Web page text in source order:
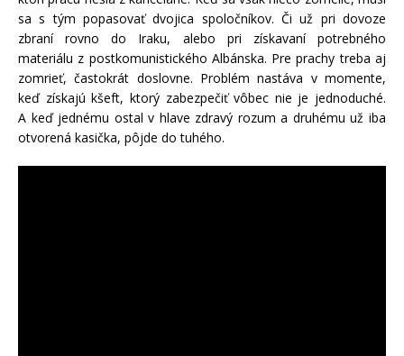
sa s tým popasovať dvojica spoločníkov. Či už pri dovoze
zbraní rovno do Iraku, alebo pri získavaní potrebného
materiálu z postkomunistického Albánska. Pre prachy treba aj
zomrieť, častokrát doslovne. Problém nastáva v momente,
keď získajú kšeft, ktorý zabezpečiť vôbec nie je jednoduché.
A keď jednému ostal v hlave zdravý rozum a druhému už iba
otvorená kasička, pôjde do tuhého.